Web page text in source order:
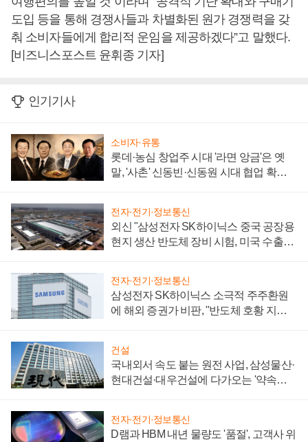
도입 등을 통해 경쟁사들과 차별화된 원가 경쟁력을 갖
춰 소비자들에게 합리적 운임을 제공하겠다”고 말했다.
[비즈니스포스트 윤휘종 기자]
인기기사
소비자·유통
롯데·농심 창업주 시대 '라면 앙금'은 옛
말, '사촌' 신동빈·신동원 시대 협업 확대
전자·전기·정보통신
외신 "삼성전자 SK하이닉스 중국 공장용
현지 생산 반도체 장비 시험, 미국 수출통
전자·전기·정보통신
삼성전자 SK하이닉스 소극적 주주환원
에 해외 증권가 비판, "반도체 호황 지속
건설
국내외서 속도 붙는 원전 사업, 삼성물산·
현대건설·대우건설에 다가오는 '약속의
전자·전기·정보통신
D램과 HBM 내년 물량도 '품절', 고객사 위